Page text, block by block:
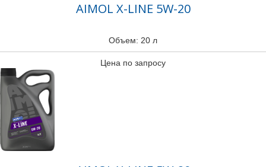
AIMOL X-LINE 5W-20
Объем: 20 л
Цена по запросу